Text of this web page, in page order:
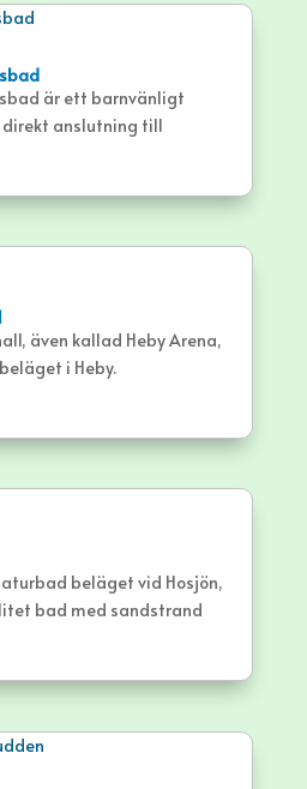
är ett barnvänligt
anslutning till
Badet erbjuder havsbad
även kallad Heby Arena,
i Heby.
beläget vid Hosjön,
bad med sandstrand